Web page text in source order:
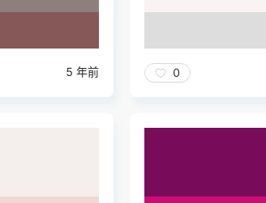
5 年前 0